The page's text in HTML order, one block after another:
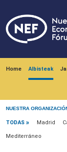
Home Albisteak
NUESTRA
Menú noticias
TODAS Madrid
Mediterráneo